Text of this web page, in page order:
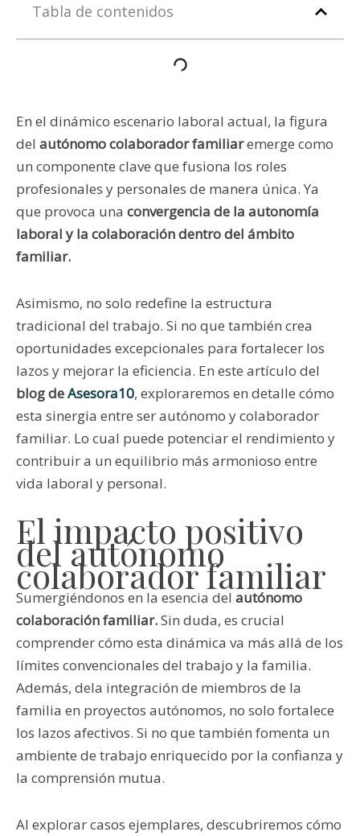
Tabla de contenidos
En el dinámico escenario laboral actual, la figura
del autónomo colaborador familiaremerge como
un componente clave que fusiona los roles
profesionales y personales de manera única. Ya
que provoca una convergencia de la autonomía
laboral y la colaboración dentro del ámbito
familiar.
Asimismo, no solo redefine la estructura
tradicional del trabajo. Si no que también crea
oportunidades excepcionales para fortalecer los
lazos y mejorar la eficiencia. En este artículo del
blog deAsesora10, exploraremos en detalle cómo
esta sinergia entre ser autónomo y colaborador
familiar. Lo cual puede potenciar el rendimiento y
contribuir a un equilibrio más armonioso entre
vida laboral y personal.
El impacto positivo
del autónomo
colaborador familiar
Sumergiéndonos en la esencia del autónomo
colaboración familiar.Sin duda, es crucial
comprender cómo esta dinámica va más allá de los
límites convencionales del trabajo y la familia.
Además, dela integración de miembros de la
familia en proyectos autónomos, no solo fortalece
los lazos afectivos. Si no que también fomenta un
ambiente de trabajo enriquecido por la confianza y
la comprensión mutua.
Al explorar casos ejemplares, descubriremos cómo